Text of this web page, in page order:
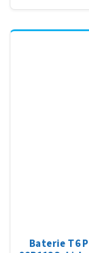
Baterie T6